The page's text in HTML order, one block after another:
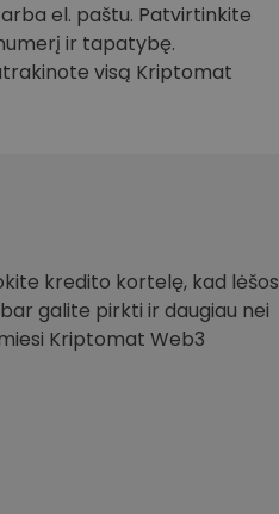
arba el. paštu. Patvirtinkite
ir tapatybę.
visą Kriptomat
kredito kortelę, kad lėšos
galite pirkti ir daugiau nei
Kriptomat Web3